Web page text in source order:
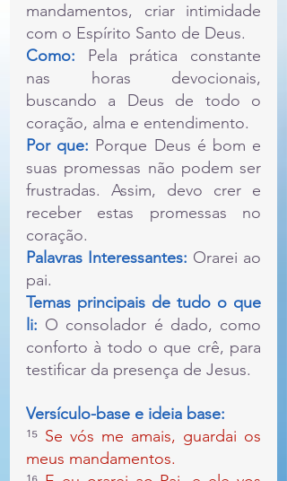
mandamentos, criar intimidade
com o Espírito Santo de Deus.
Como: Pela prática constante
nas horas devocionais,
buscando a Deus de todo o
coração, alma e entendimento.
Por que: Porque Deus é bom e
suas promessas não podem ser
frustradas. Assim, devo crer e
receber estas promessas no
coração.
Palavras Interessantes: Orarei ao
pai.
Temas principais de tudo o que
li: O consolador é dado, como
conforto à todo o que crê, para
testificar da presença de Jesus.
Versículo-base e ideia base:
¹⁵ Se vós me amais, guardai os
meus mandamentos.